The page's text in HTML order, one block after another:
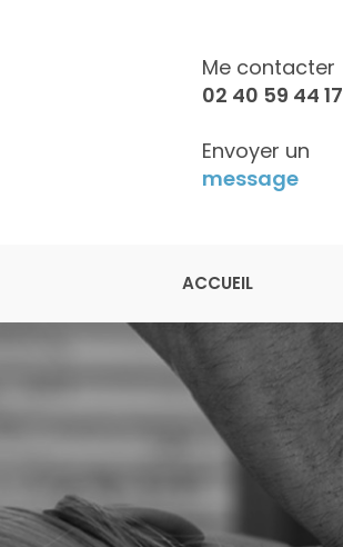
Me contacter
02 40 59 44 17
Envoyer un
message
Julien Légeron
Ostéopathe à Saint-Herblain
ACCUEIL